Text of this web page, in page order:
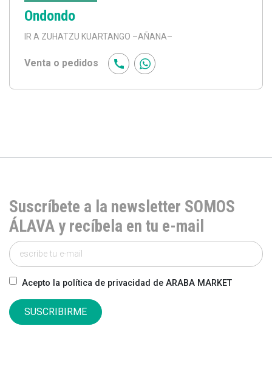
Ondondo
IR A ZUHATZU KUARTANGO –AÑANA–
Venta o pedidos
Suscríbete a la newsletter SOMOS
ÁLAVA y recíbela en tu e-mail
Acepto la política de privacidad de ARABA MARKET
SUSCRIBIRME